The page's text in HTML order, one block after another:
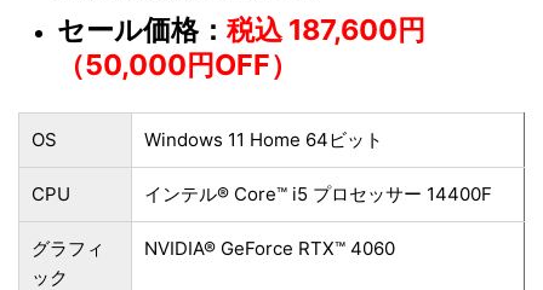
セール価格： 税込 187,600円
（50,000円OFF）
OS Windows 11 Home 64ビット
CPU インテル® Core™ i5 プロセッサー 14400F
グラフィ
ック
NVIDIA® GeForce RTX™ 4060